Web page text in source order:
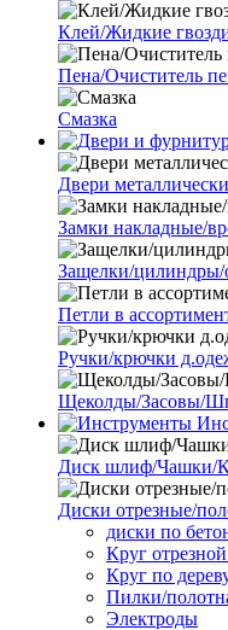
Клей/Жидкие
Пена/Очиститель
Смазка
Двери
Замки накладные/
Защелки/цилиндры/
Петли в
Ручки/крючки
Щеколды/Засовы/
Диск шлиф/Чашки/
Диски отрезные/
диски по
Круг
Круг по
Пилки/
Электроды